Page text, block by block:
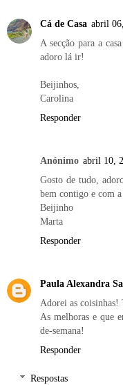
Cá de Casa abril
A secção para a
adoro lá ir!
Beijinhos,
Carolina
Responder
Anónimo abril 10,
Gosto de tudo,
bem contigo e com
Beijinho
Marta
Responder
Paula Alexandra
Adorei as coisinhas!
As melhoras e que
de-semana!
Responder
Respostas